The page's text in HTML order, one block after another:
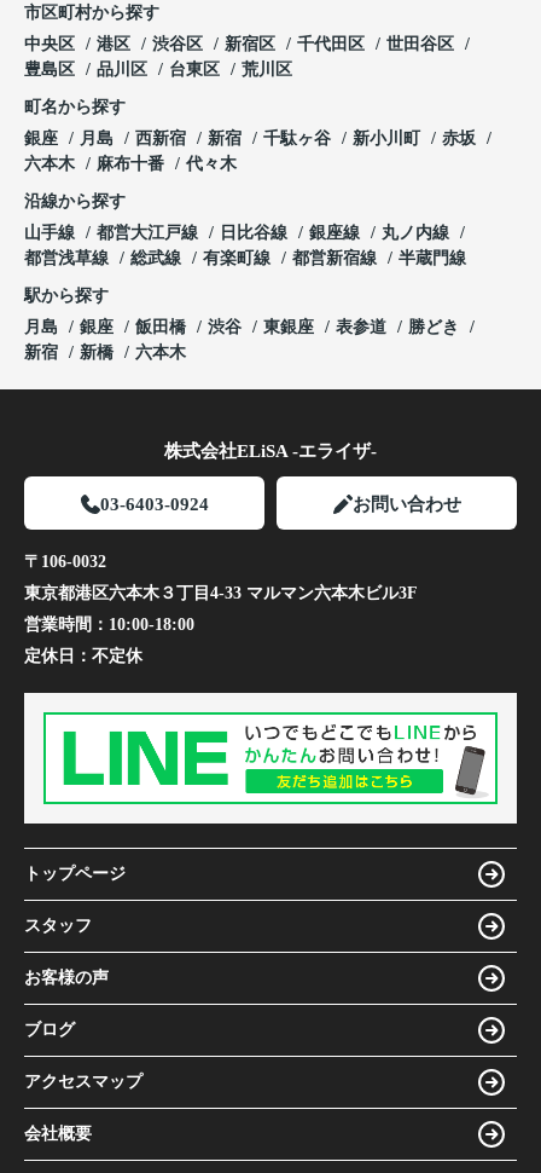
市区町村から探す
中央区
港区 渋谷区 新宿区 千代田区
世田谷区
豊島区
品川区 台東区 荒川区
町名から探す
銀座
月島 西新宿 新宿 千駄ヶ谷 新小川町
赤坂
六本木
麻布十番 代々木
沿線から探す
山手線
都営大江戸線 日比谷線 銀座線
丸ノ内線
都営浅草線
総武線 有楽町線 都営新宿線 半蔵門線
駅から探す
月島
銀座 飯田橋 渋谷 東銀座 表参道
勝どき
新宿
新橋 六本木
株式会社ELiSA -エライザ-
03-6403-0924 お問い合わせ
〒106-0032
東京都港区六本木３丁目4-33 マルマン六本木ビル3F
営業時間： 10:00-18:00
定休日： 不定休
トップページ
スタッフ
お客様の声
ブログ
アクセスマップ
会社概要